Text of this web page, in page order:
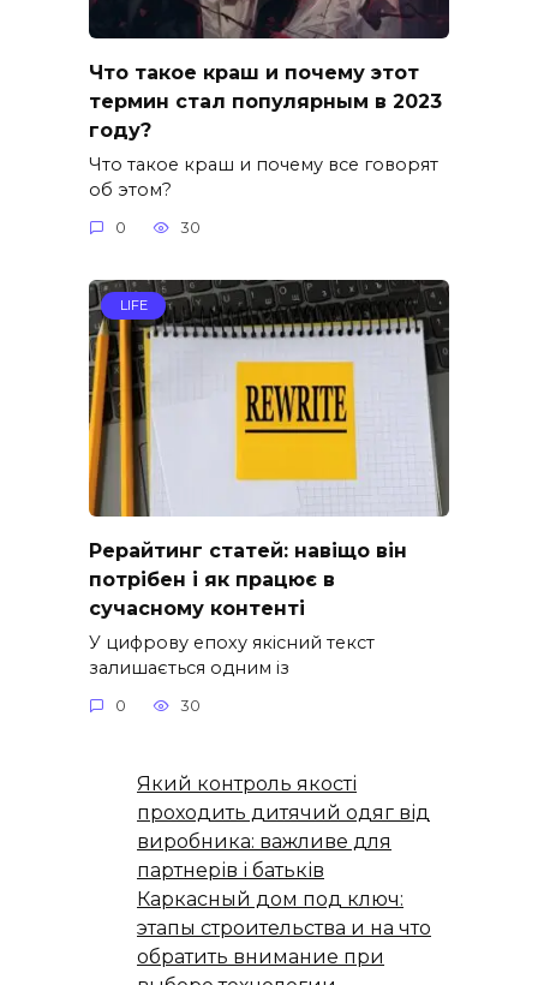
Что такое краш и почему этот
термин стал популярным в 2023
году?
Что такое краш и почему все говорят
об этом?
0 30
LIFE
Рерайтинг статей: навіщо він
потрібен і як працює в
сучасному контенті
У цифрову епоху якісний текст
залишається одним із
0 30
Який контроль якості
проходить дитячий одяг від
виробника: важливе для
партнерів і батьків
Каркасный дом под ключ:
этапы строительства и на что
обратить внимание при